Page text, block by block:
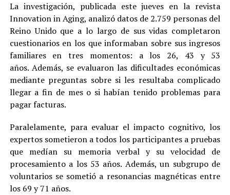
La investigación, publicada este jueves en la revista
Innovation in Aging, analizó datos de 2.759 personas del
Reino Unido que a lo largo de sus vidas completaron
cuestionarios en los que informaban sobre sus ingresos
familiares en tres momentos: a los 26, 43 y 53
años. Además, se evaluaron las dificultades económicas
mediante preguntas sobre si les resultaba complicado
llegar a fin de mes o si habían tenido problemas para
pagar facturas.
Paralelamente, para evaluar el impacto cognitivo, los
expertos sometieron a todos los participantes a pruebas
que medían su memoria verbal y su velocidad de
procesamiento a los 53 años. Además, un subgrupo de
voluntarios se sometió a resonancias magnéticas entre
los 69 y 71 años.